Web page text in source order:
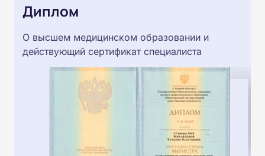
Диплом
О высшем медицинском образовании и
действующий сертификат специалиста